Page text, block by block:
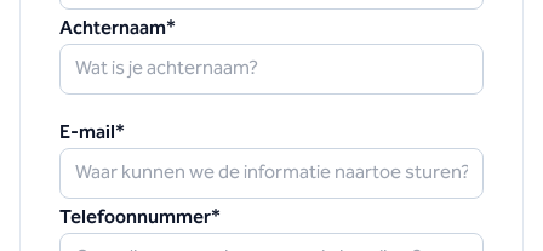
Achternaam*
E-mail*
Telefoonnummer*